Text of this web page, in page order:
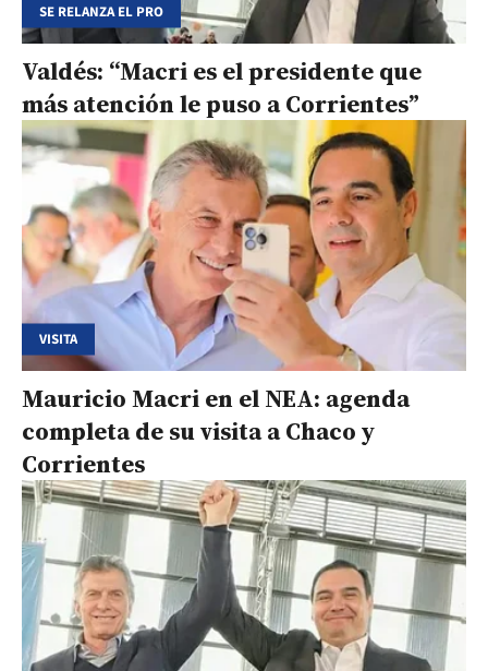
SE RELANZA EL PRO
Valdés: “Macri es el presidente que
más atención le puso a Corrientes”
VISITA
Mauricio Macri en el NEA: agenda
completa de su visita a Chaco y
Corrientes